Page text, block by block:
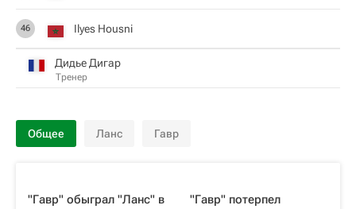
46 Ilyes Housni
Дидье Дигар
Тренер
Общее Ланс Гавр
"Гавр" обыграл "Ланс" в
"Гавр" потерпел